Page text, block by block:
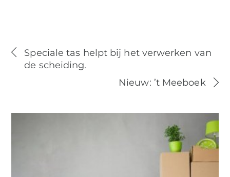
Speciale tas helpt bij het verwerken van
de scheiding.
Nieuw: ’t Meeboek